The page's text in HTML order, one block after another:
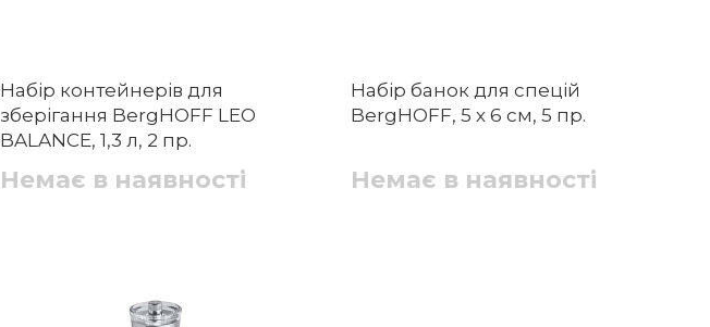
Набір контейнерів для
зберігання BergHOFF LEO
BALANCE, 1,3 л, 2 пр.
Немає в наявності
Набір банок для спецій
BergHOFF, 5 х 6 см, 5 пр.
Немає в наявності